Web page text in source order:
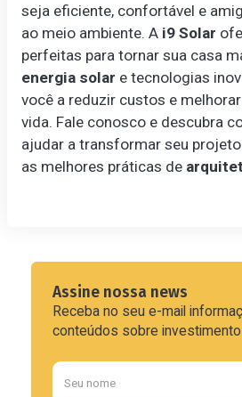
seja eficiente, confortável e
ao meio ambiente. A i9 Solar
perfeitas para tornar sua casa
energia solar e tecnologias
você a reduzir custos e
vida. Fale conosco e descubra
ajudar a transformar seu
as melhores práticas de
Assine nossa news
Receba no seu e-mail
conteúdos sobre